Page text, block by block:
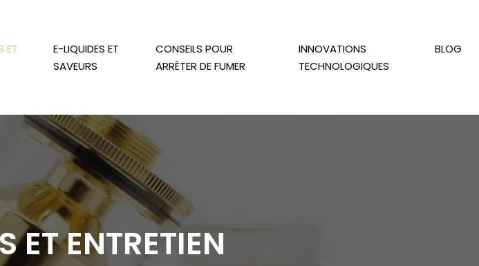
ET
E-LIQUIDES ET
SAVEURS
CONSEILS POUR
ARRÊTER DE FUMER
INNOVATIONS
TECHNOLOGIQUES
BLOG
ET ENTRETIEN